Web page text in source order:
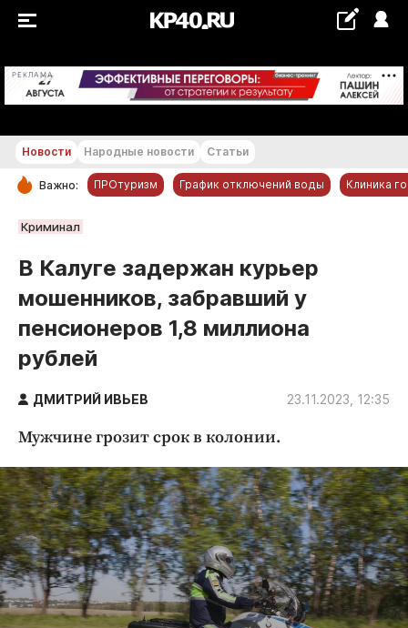
РЕКЛАМА +25...+26 °С
РУБРИКИ
Новости компаний
Статьи
Народные новости
Авто и транспорт
Благоустройство
Культура
Недвижимость и ЖКХ
Образование
Общество
Погода
Праздники
Происшествия
Новости Народные новости Статьи
Важно: ПРОтуризм График отключений воды Клиника
Криминал
В Калуге задержан курьер
мошенников, забравший у
пенсионеров 1,8 миллиона
рублей
ДМИТРИЙ ИВЬЕВ 23.11.2023, 12:35
Мужчине грозит срок в колонии.